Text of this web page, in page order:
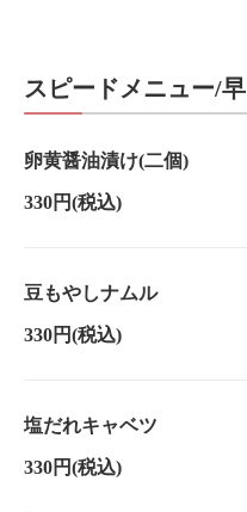
スピードメニュー/
卵黄醤油漬け(二個)
330円(税込)
豆もやしナムル
330円(税込)
塩だれキャベツ
330円(税込)
お店情